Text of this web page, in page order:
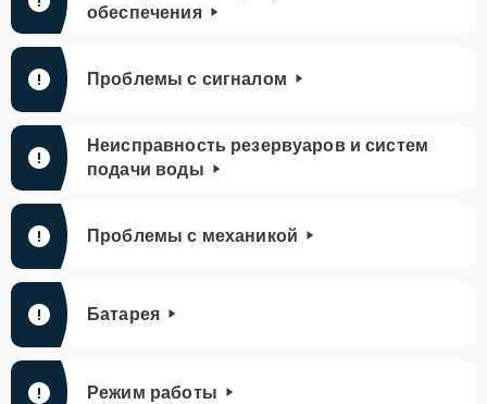
обеспечения
Проблемы с сигналом
Неисправность резервуаров и систем
подачи воды
Проблемы с механикой
Батарея
Режим работы